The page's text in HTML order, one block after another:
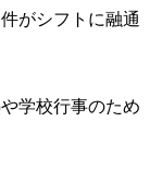
がシフトに融通
学校行事のため